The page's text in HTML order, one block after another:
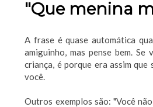
"Que menina
A frase é quase automática
amiguinho, mas pense bem. Se
criança, é porque era assim que
você.
Outros exemplos são: "Você